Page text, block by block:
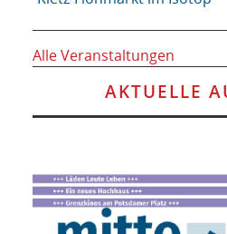
Alle Veranstaltungen
AKTUELLE